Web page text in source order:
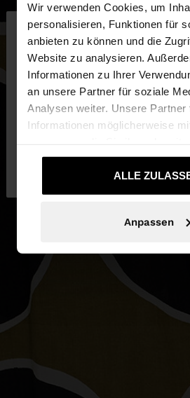
Wir verwenden Cookies, um
personalisieren, Funktionen für
anbieten zu können und die
Website zu analysieren.
Informationen zu Ihrer
an unsere Partner für soziale
Analysen weiter. Unsere Partner
Informationen möglicherweise
die sie im Rahmen Ihrer
gesammelt haben.ALLE
Anpassen
hallo
Sie greifen von Schweiz auf die
Möchten Sie unsere United
Ja, bringen Sie mich zu